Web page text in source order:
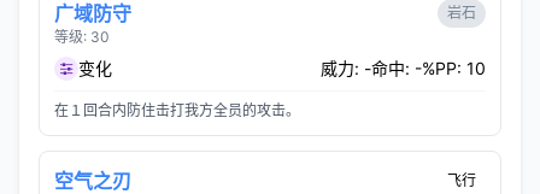
广域防守
等级: 30
岩石
变化 威力: -命中: -%PP: 10
在１回合内防住击打我方全员的攻击。
空气之刃 飞行